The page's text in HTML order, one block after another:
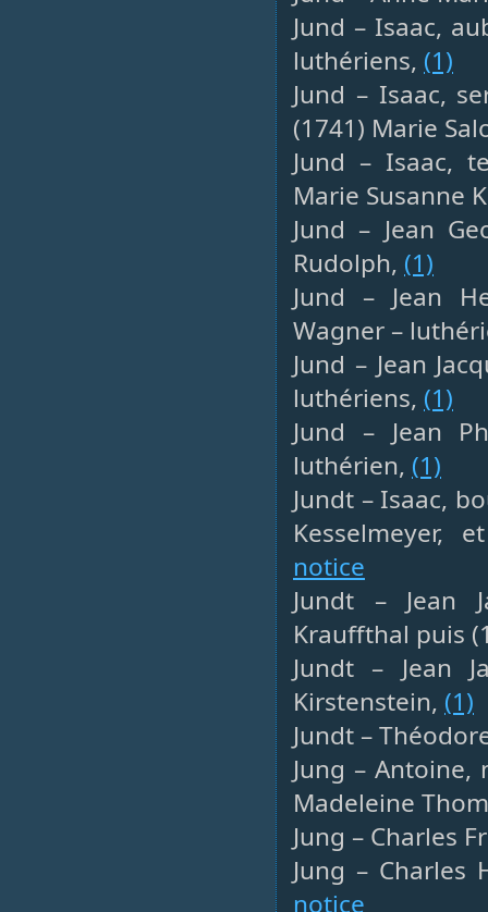
Jund – Isaac,
luthériens, (1)
Jund – Isaac,
(1741) Marie
Jund – Isaac,
Marie Susanne
Jund – Jean
Rudolph, (1)
Jund – Jean
Wagner –
Jund – Jean
luthériens, (1)
Jund – Jean
luthérien, (1)
Jundt – Isaac,
Kesselmeyer,
notice
Jundt – Jean
Krauffthal puis
Jundt – Jean
Kirstenstein, (1)
Jundt –
Jung –
Madeleine
Jung – Charles
Jung – Charles
notice